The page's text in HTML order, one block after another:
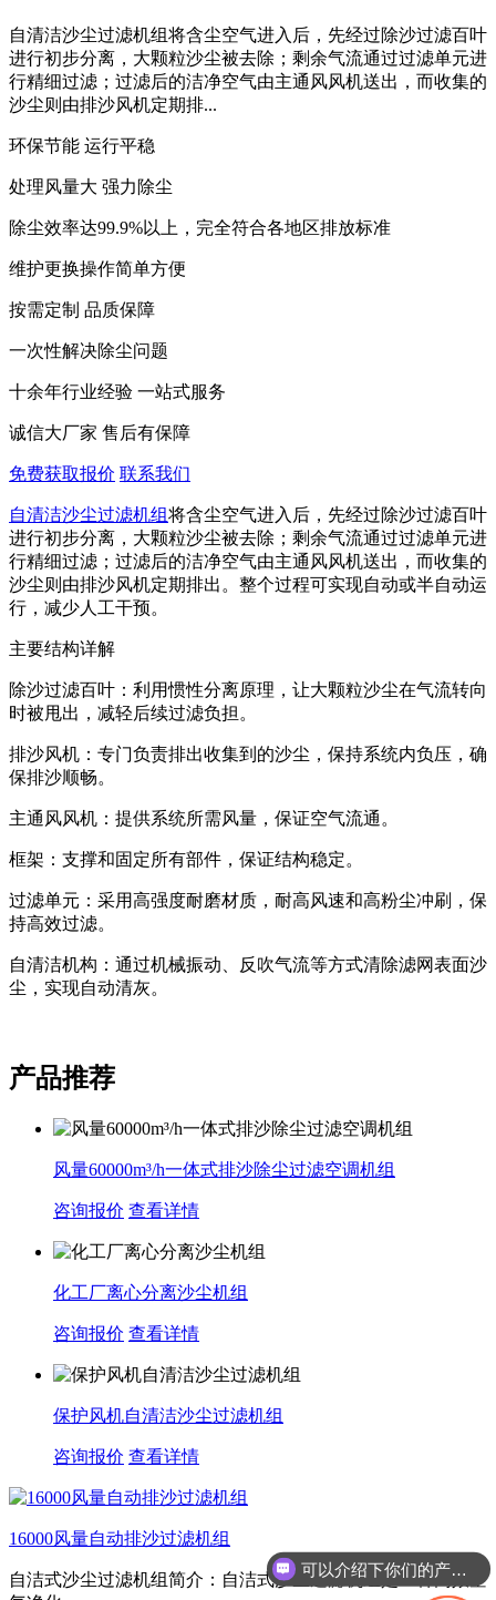
自清洁沙尘过滤机组将含尘空气进入后，先经过‌除沙过滤百叶‌
进行初步分离，大颗粒沙尘被去除；剩余气流通过‌过滤单元‌进
行精细过滤；过滤后的洁净空气由‌主通风风机‌送出，而收集的
沙尘则由‌排沙风机‌定期排...
环保节能 运行平稳
处理风量大 强力除尘
除尘效率达99.9%以上，完全符合各地区排放标准
维护更换操作简单方便
按需定制 品质保障
一次性解决除尘问题
十余年行业经验 一站式服务
诚信大厂家 售后有保障
免费获取报价 联系我们
自清洁沙尘过滤机组将含尘空气进入后，先经过‌除沙过滤百叶‌
进行初步分离，大颗粒沙尘被去除；剩余气流通过‌过滤单元‌进
行精细过滤；过滤后的洁净空气由‌主通风风机‌送出，而收集的
沙尘则由‌排沙风机‌定期排出。整个过程可实现自动或半自动运
行，减少人工干预。
主要结构详解
除沙过滤百叶‌：利用惯性分离原理，让大颗粒沙尘在气流转向
时被甩出，减轻后续过滤负担。
排沙风机‌：专门负责排出收集到的沙尘，保持系统内负压，确
保排沙顺畅。
主通风风机‌：提供系统所需风量，保证空气流通。
框架‌：支撑和固定所有部件，保证结构稳定。
过滤单元‌：采用高强度耐磨材质，耐高风速和高粉尘冲刷，保
持高效过滤。
自清洁机构‌：通过机械振动、反吹气流等方式清除滤网表面沙
尘，实现自动清灰。
产品推荐
风量60000m³/h一体式排沙除尘过滤空调机组
咨询报价 查看详情
化工厂离心分离沙尘机组
咨询报价 查看详情
保护风机自清洁沙尘过滤机组
咨询报价 查看详情
16000风量自动排沙过滤机组
自洁式沙尘过滤机组简介：自洁式沙尘过滤机组是一种高效空
可以介绍下你们的产品么